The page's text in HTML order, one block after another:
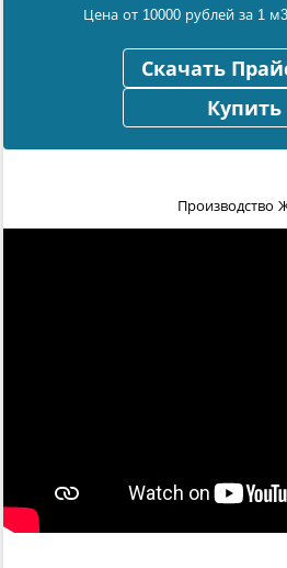
Цена от 10000 рублей за 1
Скачать
Купить
Производство